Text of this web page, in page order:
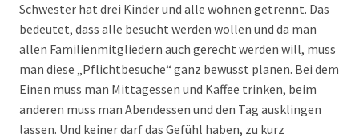
Schwester hat drei Kinder und alle wohnen getrennt. Das
bedeutet, dass alle besucht werden wollen und da man
allen Familienmitgliedern auch gerecht werden will, muss
man diese „Pflichtbesuche“ ganz bewusst planen. Bei dem
Einen muss man Mittagessen und Kaffee trinken, beim
anderen muss man Abendessen und den Tag ausklingen
lassen. Und keiner darf das Gefühl haben, zu kurz